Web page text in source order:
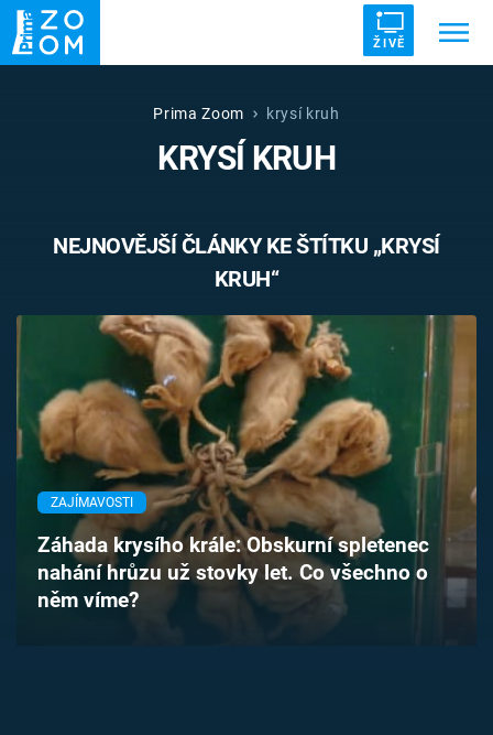
ŽIVĚ
UFO DRUHÁ SVĚTOVÁ VÁLKA
VETŘELCI DÁVNOVĚKU
Pořady
TV Program
Časopis
Sledujte prima+
Prima Zoom krysí kruh
KRYSÍ KRUH
NEJNOVĚJŠÍ ČLÁNKY KE ŠTÍTKU „KRYSÍ
KRUH“
ZAJÍMAVOSTI
Záhada krysího krále: Obskurní spletenec
nahání hrůzu už stovky let. Co všechno o
něm víme?